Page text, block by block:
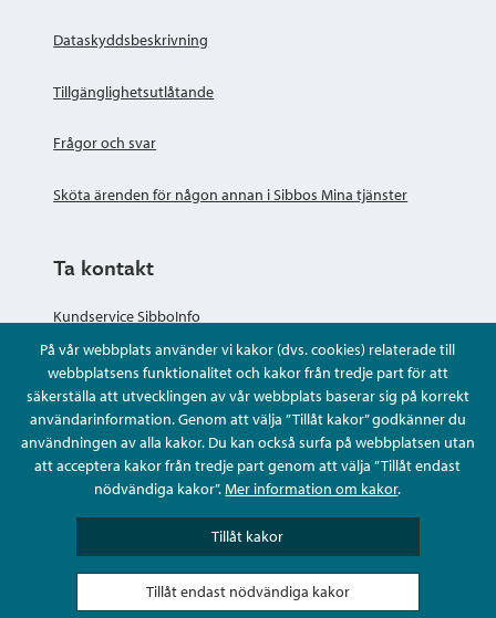
På vår webbplats använder vi kakor (dvs. cookies) relaterade till
webbplatsens funktionalitet och kakor från tredje part för att
säkerställa att utvecklingen av vår webbplats baserar sig på korrekt
användarinformation. Genom att välja ”Tillåt kakor” godkänner du
användningen av alla kakor. Du kan också surfa på webbplatsen utan
att acceptera kakor från tredje part genom att välja ”Tillåt endast
nödvändiga kakor”.Mer information om kakor.
Tillåt kakor
Tillåt endast nödvändiga kakor
Dataskyddsbeskrivning
Tillgänglighetsutlåtande
Frågor och svar
Sköta ärenden för någon annan i Sibbos Mina tjänster
Ta kontakt
Kundservice SibboInfo
Ge anonym respons
Ställ en fråga eller sköta ditt ärende
Kontaktuppgifter